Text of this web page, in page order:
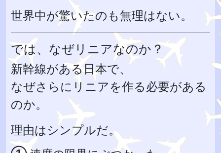
世界中が驚いたのも無理はない。
では、なぜリニアなのか？
新幹線がある日本で、
なぜさらにリニアを作る必要がある
のか。
理由はシンプルだ。